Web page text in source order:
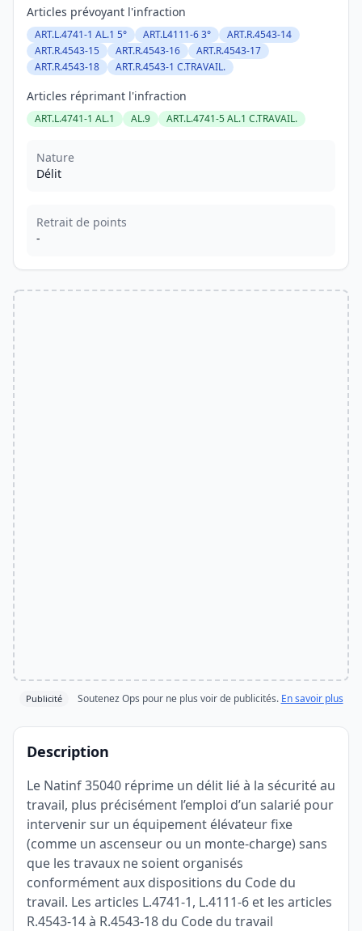
Articles prévoyant l'infraction
ART.L.4741-1 AL.1 5° ART.L4111-6 3°
ART.R.4543-14
ART.R.4543-15
ART.R.4543-16
ART.R.4543-17
ART.R.4543-18
ART.R.4543-1 C.TRAVAIL.
Articles réprimant l'infraction
ART.L.4741-1 AL.1 AL.9 ART.L.4741-5 AL.1 C.TRAVAIL.
Nature
Délit
Retrait de points
-
Publicité Soutenez Ops pour ne plus voir de publicités. En savoir plus
Description
Le Natinf 35040 réprime un délit lié à la sécurité au
travail, plus précisément l’emploi d’un salarié pour
intervenir sur un équipement élévateur fixe
(comme un ascenseur ou un monte-charge) sans
que les travaux ne soient organisés
conformément aux dispositions du Code du
travail. Les articles L.4741-1, L.4111-6 et les articles
R.4543-14 à R.4543-18 du Code du travail